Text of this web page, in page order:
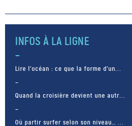
de
face au […]
INFOS À LA LIGNE
Lire l’océan : ce que la forme d’un...
Quand la croisière devient une autr...
Où partir surfer selon son niveau… ...